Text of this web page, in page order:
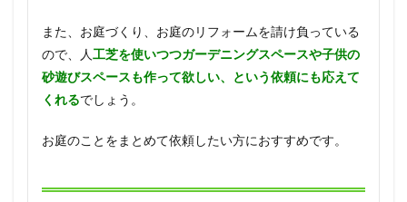
また、お庭づくり、お庭のリフォームを請け負っている
ので、人工芝を使いつつガーデニングスペースや子供の
砂遊びスペースも作って欲しい、という依頼にも応えて
くれるでしょう。
お庭のことをまとめて依頼したい方におすすめです。